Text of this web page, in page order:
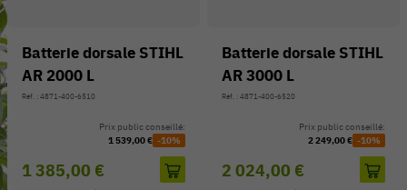
Batterie dorsale STIHL
AR 2000 L
Réf. : 4871-400-6510
1 385,00 €
Prix public conseillé:
1 539,00 € -10%
Batterie dorsale STIHL
AR 3000 L
Réf. : 4871-400-6520
2 024,00 €
Prix public conseillé:
2 249,00 € -10%